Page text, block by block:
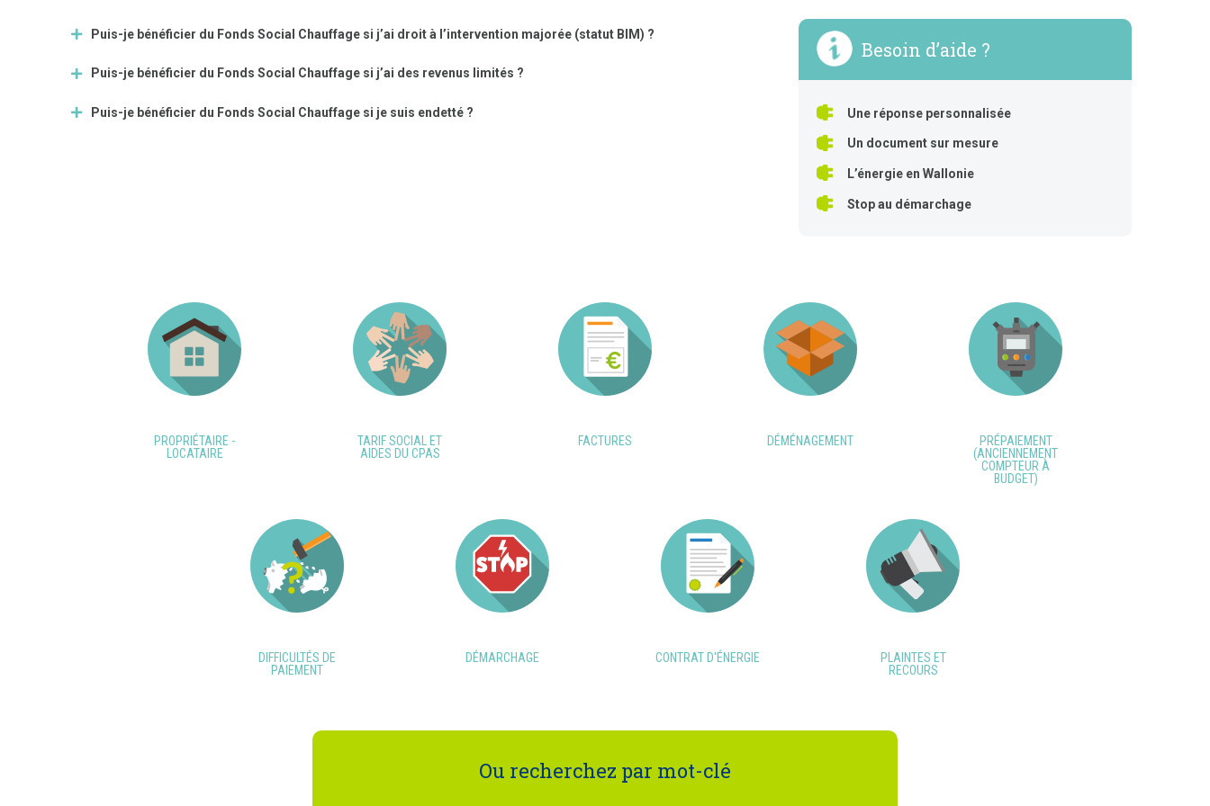
Puis-je bénéficier du Fonds Social Chauffage si j’ai droit à l’intervention majorée (statut BIM) ?
Puis-je bénéficier du Fonds Social Chauffage si j’ai des revenus limités ?
Puis-je bénéficier du Fonds Social Chauffage si je suis endetté ?
Besoin d’aide ?
Une réponse personnalisée
Un document sur mesure
L’énergie en Wallonie
Stop au démarchage
PROPRIÉTAIRE -
LOCATAIRE
TARIF SOCIAL ET
AIDES DU CPAS
FACTURES DÉMÉNAGEMENT
PRÉPAIEMENT
(ANCIENNEMENT
COMPTEUR À
BUDGET)
DIFFICULTÉS DE
PAIEMENT
DÉMARCHAGE CONTRAT D'ÉNERGIE
PLAINTES ET
RECOURS
Ou recherchez par mot-clé